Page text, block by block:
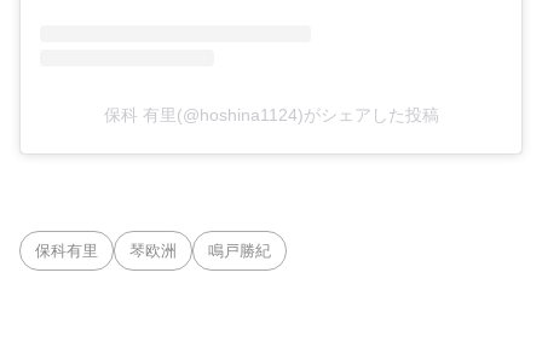
保科 有里(@hoshina1124)がシェアした投稿
保科有里 琴欧洲 鳴戸勝紀